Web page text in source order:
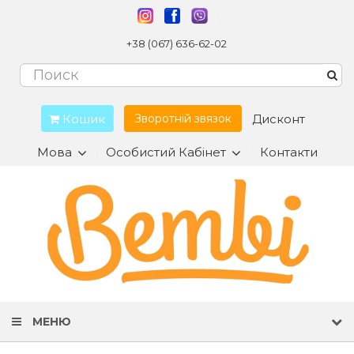
+38 (067) 636-62-02
Кошик Зворотній звязок Дисконт
Мова Особистий Кабінет Контакти
МЕНЮ